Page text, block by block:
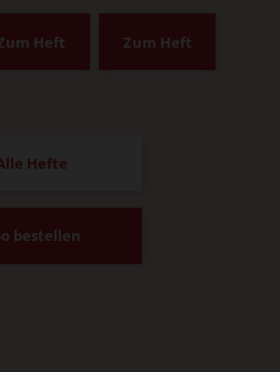
Heft Zum Heft
Hefte
bestellen